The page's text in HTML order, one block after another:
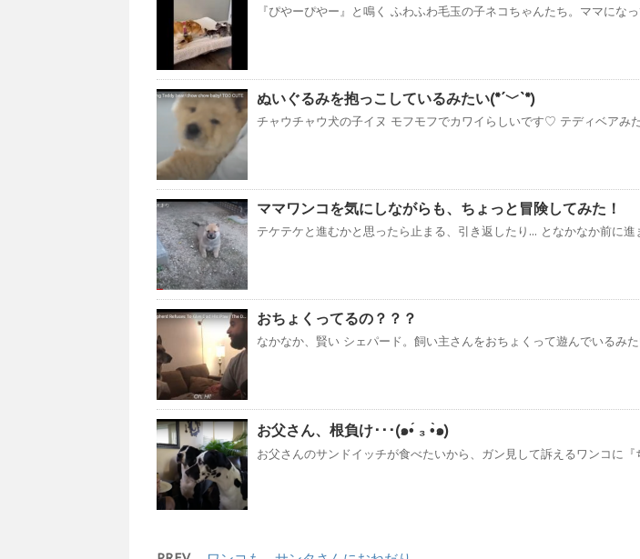
『ぴやーぴやー』と鳴く ふわふわ毛玉の子ネコちゃんたち。ママにな
ぬいぐるみを抱っこしているみたい(*´﹀`*)
チャウチャウ犬の子イヌ モフモフでカワイらしいです♡ テディベアみ
ママワンコを気にしながらも、ちょっと冒険してみた！
テケテケと進むかと思ったら止まる、引き返したり... となかなか前に進
おちょくってるの？？？
なかなか、賢い シェパード。飼い主さんをおちょくって遊んでいるみた
お父さん、根負け･･･(๑•́ ₃ •̀๑)
お父さんのサンドイッチが食べたいから、ガン見して訴えるワンコに『